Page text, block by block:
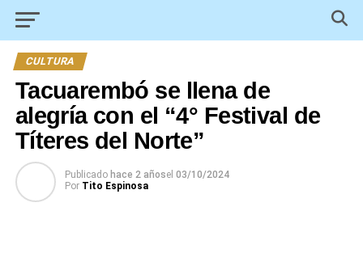
CULTURA
Tacuarembó se llena de
alegría con el “4° Festival de
Títeres del Norte”
Publicado hace 2 añosel 03/10/2024
Por Tito Espinosa